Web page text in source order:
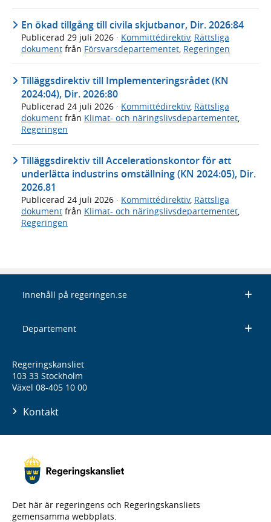
En ökad tillgång till civila skjutbanor, Dir. 2026:84
Publicerad 29 juli 2026 · Kommittédirektiv, Rättsliga
dokument från Försvarsdepartementet, Regeringen
Tilläggsdirektiv till Implementeringsrådet (KN
2024:04), Dir. 2026:80
Publicerad 24 juli 2026 · Kommittédirektiv, Rättsliga
dokument från Klimat- och näringslivsdepartementet
Regeringen
Tilläggsdirektiv till Accelerationskontor för att
underlätta industrins omställning (KN 2024:05), Dir.
2026.81
Publicerad 24 juli 2026 · Kommittédirektiv, Rättsliga
dokument från Klimat- och näringslivsdepartementet,
Regeringen
Innehåll på regeringen.se
Departement
Regeringskansliet
103 33 Stockholm
Växel 08-405 10 00
Kontakt
Det här är regeringens och Regeringskansliets
gemensamma webbplats.